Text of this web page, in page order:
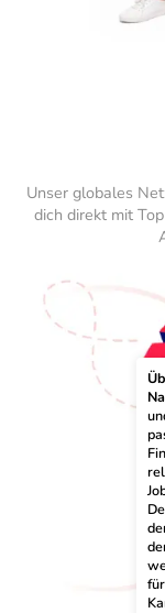
Unser globales
dich direkt mit